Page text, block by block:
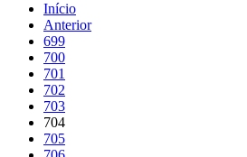
Início
Anterior
699
700
701
702
703
704
705